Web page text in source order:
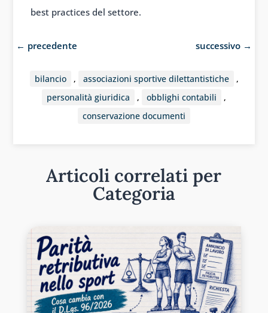
best practices del settore.
← precedente successivo →
bilancio , associazioni sportive dilettantistiche
,
personalità giuridica
, obblighi contabili
,
conservazione documenti
Articoli correlati per
Categoria